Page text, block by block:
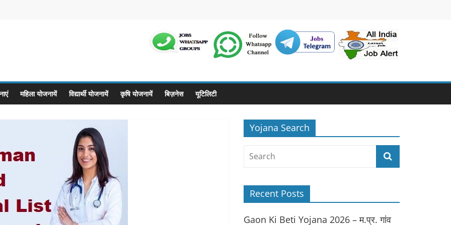
महिला योजनायें विद्यार्थी योजनायें कृषि योजनायें बिज़नेस यूटिलिटी
Yojana Search
Recent Posts
Gaon Ki Beti Yojana 2026 – म.प्र. गांव